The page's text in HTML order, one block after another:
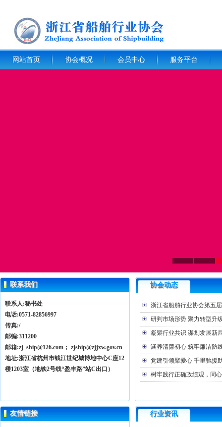
网站首页 协会概况 会员中心 服务平台
联系我们
联系人:秘书处
电话:0571-82856997
传真:/
邮编:311200
邮箱:zj_ship@126.com； zjship@zjjxw.gov.cn
地址:浙江省杭州市钱江世纪城博地中心C座12
楼1203室（地铁2号线“盈丰路”站C出口）
友情链接
协会动态
浙江省船舶行业协会第五
研判市场形势 聚力转型升
凝聚行业共识 谋划发展
涵养清廉初心 筑牢廉洁
党建引领聚爱心 千里驰
树牢践行正确政绩观，同
行业资讯